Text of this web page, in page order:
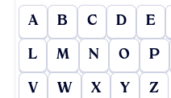
A B C D E
L M N O P
V W X Y Z